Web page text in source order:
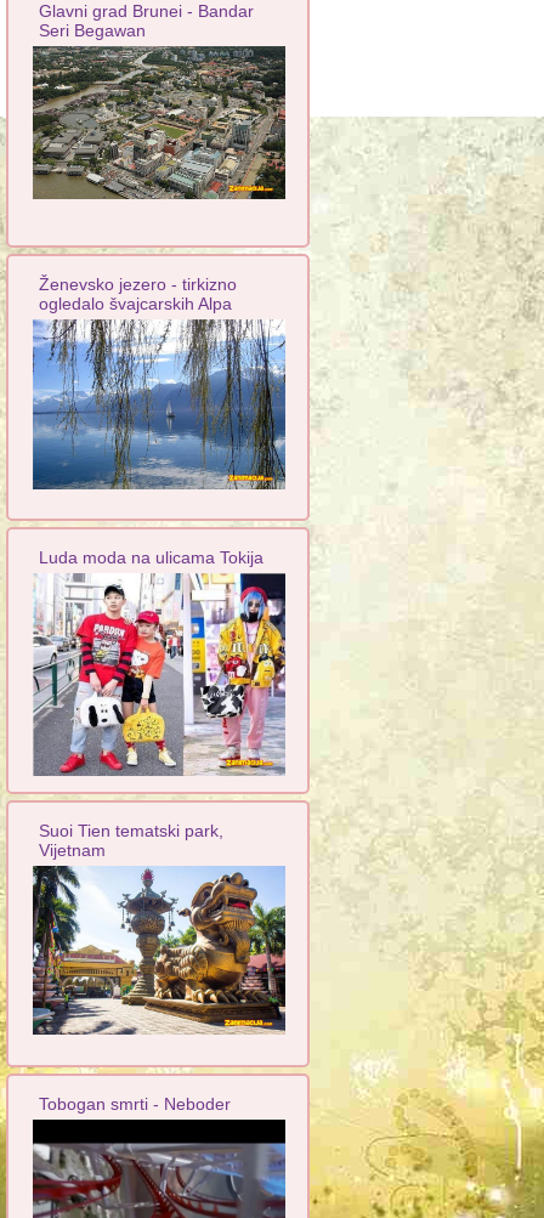
Glavni grad Brunei - Bandar
Seri Begawan
Ženevsko jezero - tirkizno
ogledalo švajcarskih Alpa
Luda moda na ulicama Tokija
Suoi Tien tematski park,
Vijetnam
Tobogan smrti - Neboder